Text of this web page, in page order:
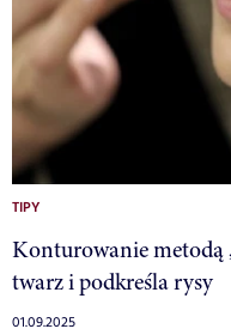
TIPY
Konturowanie metodą
twarz i podkreśla rysy
01.09.2025